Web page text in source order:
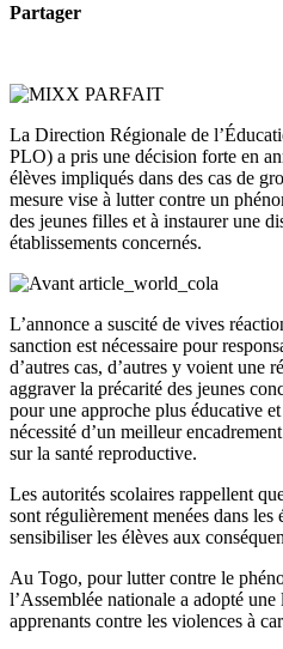
Partager
La Direction Régionale de
PLO) a pris une décision forte en
élèves impliqués dans des cas de
mesure vise à lutter contre un
des jeunes filles et à instaurer une
établissements concernés.
L’annonce a suscité de vives
sanction est nécessaire pour
d’autres cas, d’autres y voient une
aggraver la précarité des jeunes
pour une approche plus éducative
nécessité d’un meilleur
sur la santé reproductive.
Les autorités scolaires rappellent
sont régulièrement menées dans les
sensibiliser les élèves aux
Au Togo, pour lutter contre le
l’Assemblée nationale a adopté
apprenants contre les violences à